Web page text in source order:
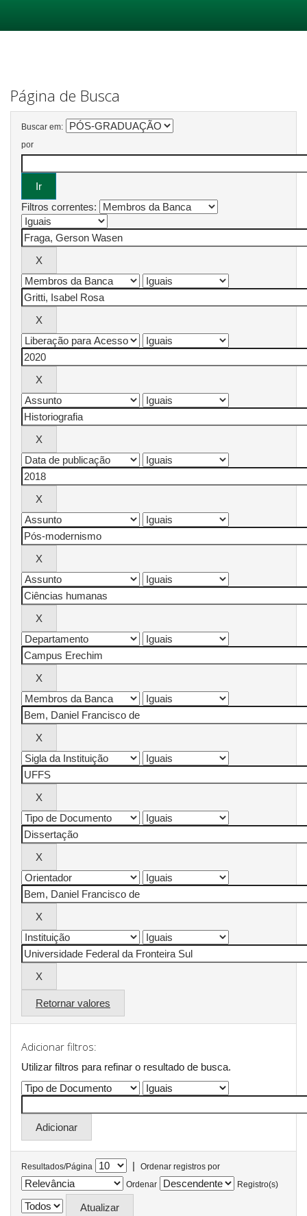
Página de Busca
Buscar em:
por
Filtros correntes:
Retornar valores
Adicionar filtros:
Utilizar filtros para refinar o resultado de busca.
Resultados/Página |
Ordenar registros por
Ordenar
Registro(s)